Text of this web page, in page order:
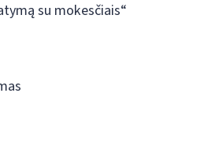
su mokesčiais“